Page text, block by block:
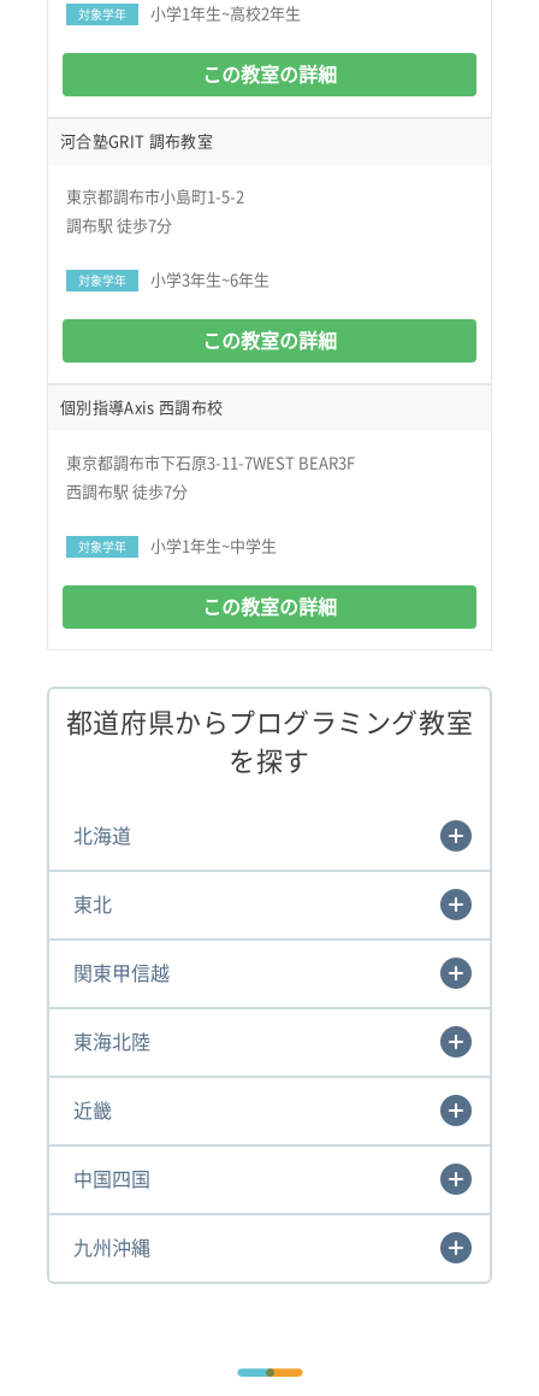
対象学年 小学1年生~高校2年生
この教室の詳細
河合塾GRIT 調布教室
東京都調布市小島町1-5-2
調布駅 徒歩7分
対象学年 小学3年生~6年生
この教室の詳細
個別指導Axis 西調布校
東京都調布市下石原3-11-7WEST BEAR3F
西調布駅 徒歩7分
対象学年 小学1年生~中学生
この教室の詳細
都道府県からプログラミング教室
を探す
北海道
東北
関東甲信越
東海北陸
近畿
中国四国
九州沖縄